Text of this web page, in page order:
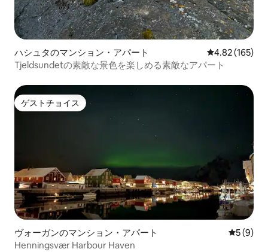
ハシュタのマンション・アパート レビュー165
4.82 (165)
Tjeldsundetの素敵な景色を楽しめる素敵なアパート
ゲストチョイス
ゲストチョイス
ヴォーガンのマンション・アパート レビュー
5 (9)
Henningsvær Harbour Haven